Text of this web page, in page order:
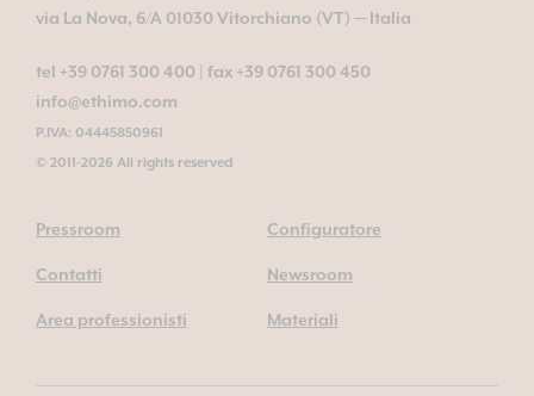
via La Nova, 6/A 01030 Vitorchiano (VT) — Italia
tel +39 0761 300 400
fax +39 0761 300 450
info@ethimo.com
P.IVA: 04445850961
© 2011-2026 All rights reserved
Pressroom Configuratore
Contatti Newsroom
Area professionisti Materiali